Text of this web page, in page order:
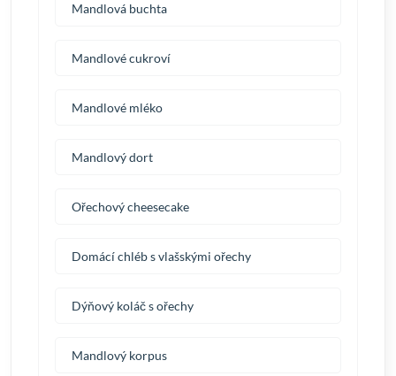
Mandlová buchta
Mandlové cukroví
Mandlové mléko
Mandlový dort
Ořechový cheesecake
Domácí chléb s vlašskými ořechy
Dýňový koláč s ořechy
Mandlový korpus